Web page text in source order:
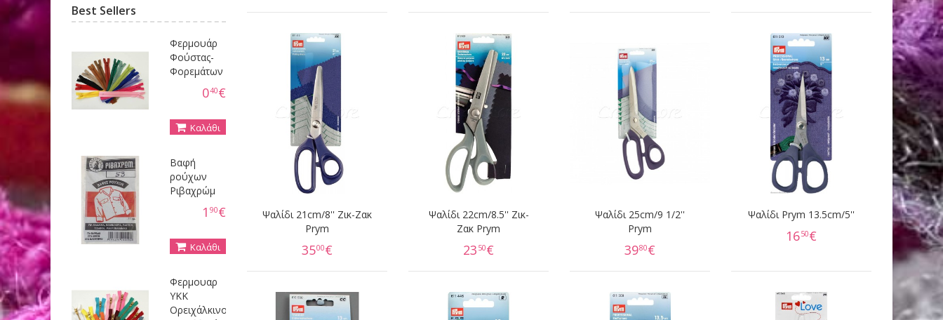
Ψαλίδι 21cm/8'' Ζικ-Ζακ
Prym
3500€
Ψαλίδι 22cm/8.5'' Ζικ-
Ζακ Prym
23 50€
Ψαλίδι 25cm/9 1/2''
Prym
3980€
Ψαλίδι Prym 13.5cm/5''
1650€
Best Sellers
Φερμουάρ
Φούστας-
Φορεμάτων
040€
Καλάθι
Βαφή
ρούχων
Ριβαχρώμ
1 90€
Καλάθι
Φερμουαρ
YKK
Ορειχάλκινο